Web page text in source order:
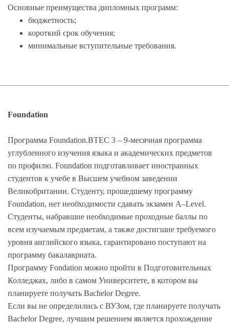
Основные преимущества дипломных программ:
бюджетность;
короткий срок обучения;
минимальные вступительные требования.
Foundation
Программа Foundation.BTEC 3 – 9-месячная программа
углубленного изучения языка и академических предметов
по профилю. Foundation подготавливает иностранных
студентов к учебе в Высшем учебном заведении
Великобритании. Студенту, прошедшему программу
Foundation, нет необходимости сдавать экзамен A–Level.
Студенты, набравшие необходимые проходные баллы по
всем изучаемым предметам, а также достигшие требуемого
уровня английского языка, гарантировано поступают на
программу бакалавриата.
Программу Fondation можно пройти в Подготовительных
Колледжах, либо в самом Университете, в котором вы
планируете получать Bachelor Degree.
Если вы не определились с ВУЗом, где планируете получать
Bachelor Degree, лучшим решением является прохождение